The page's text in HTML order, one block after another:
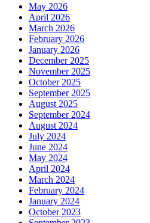
May 2026
April 2026
March 2026
February 2026
January 2026
December 2025
November 2025
October 2025
September 2025
August 2025
September 2024
August 2024
July 2024
June 2024
May 2024
April 2024
March 2024
February 2024
January 2024
October 2023